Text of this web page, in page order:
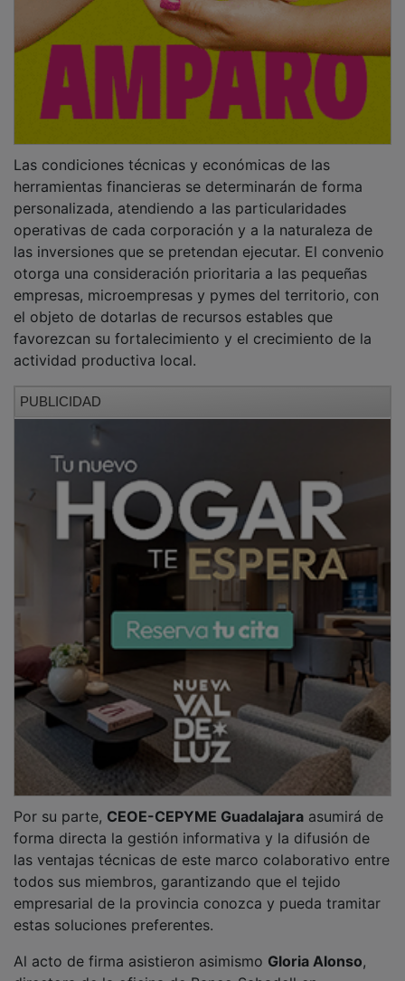
herramientas financieras se determinarán de forma
personalizada, atendiendo a las particularidades
operativas de cada corporación y a la naturaleza de
las inversiones que se pretendan ejecutar. El convenio
otorga una consideración prioritaria a las pequeñas
empresas, microempresas y pymes del territorio, con
el objeto de dotarlas de recursos estables que
favorezcan su fortalecimiento y el crecimiento de la
actividad productiva local.
Por su parte,
forma directa la gestión informativa y la difusión de
las ventajas técnicas de este marco colaborativo entre
todos sus miembros, garantizando que el tejido
empresarial de la provincia conozca y pueda tramitar
estas soluciones preferentes.
Al acto de firma asistieron asimismo Gloria Alonso,
directora de la oficina de Banco Sabadell en
Guadalajara; Alberto Mota, director de Sabadell
Professional; y
Javier Arriola , secretario general de la
patronal alcarreña.
PUBLICIDAD